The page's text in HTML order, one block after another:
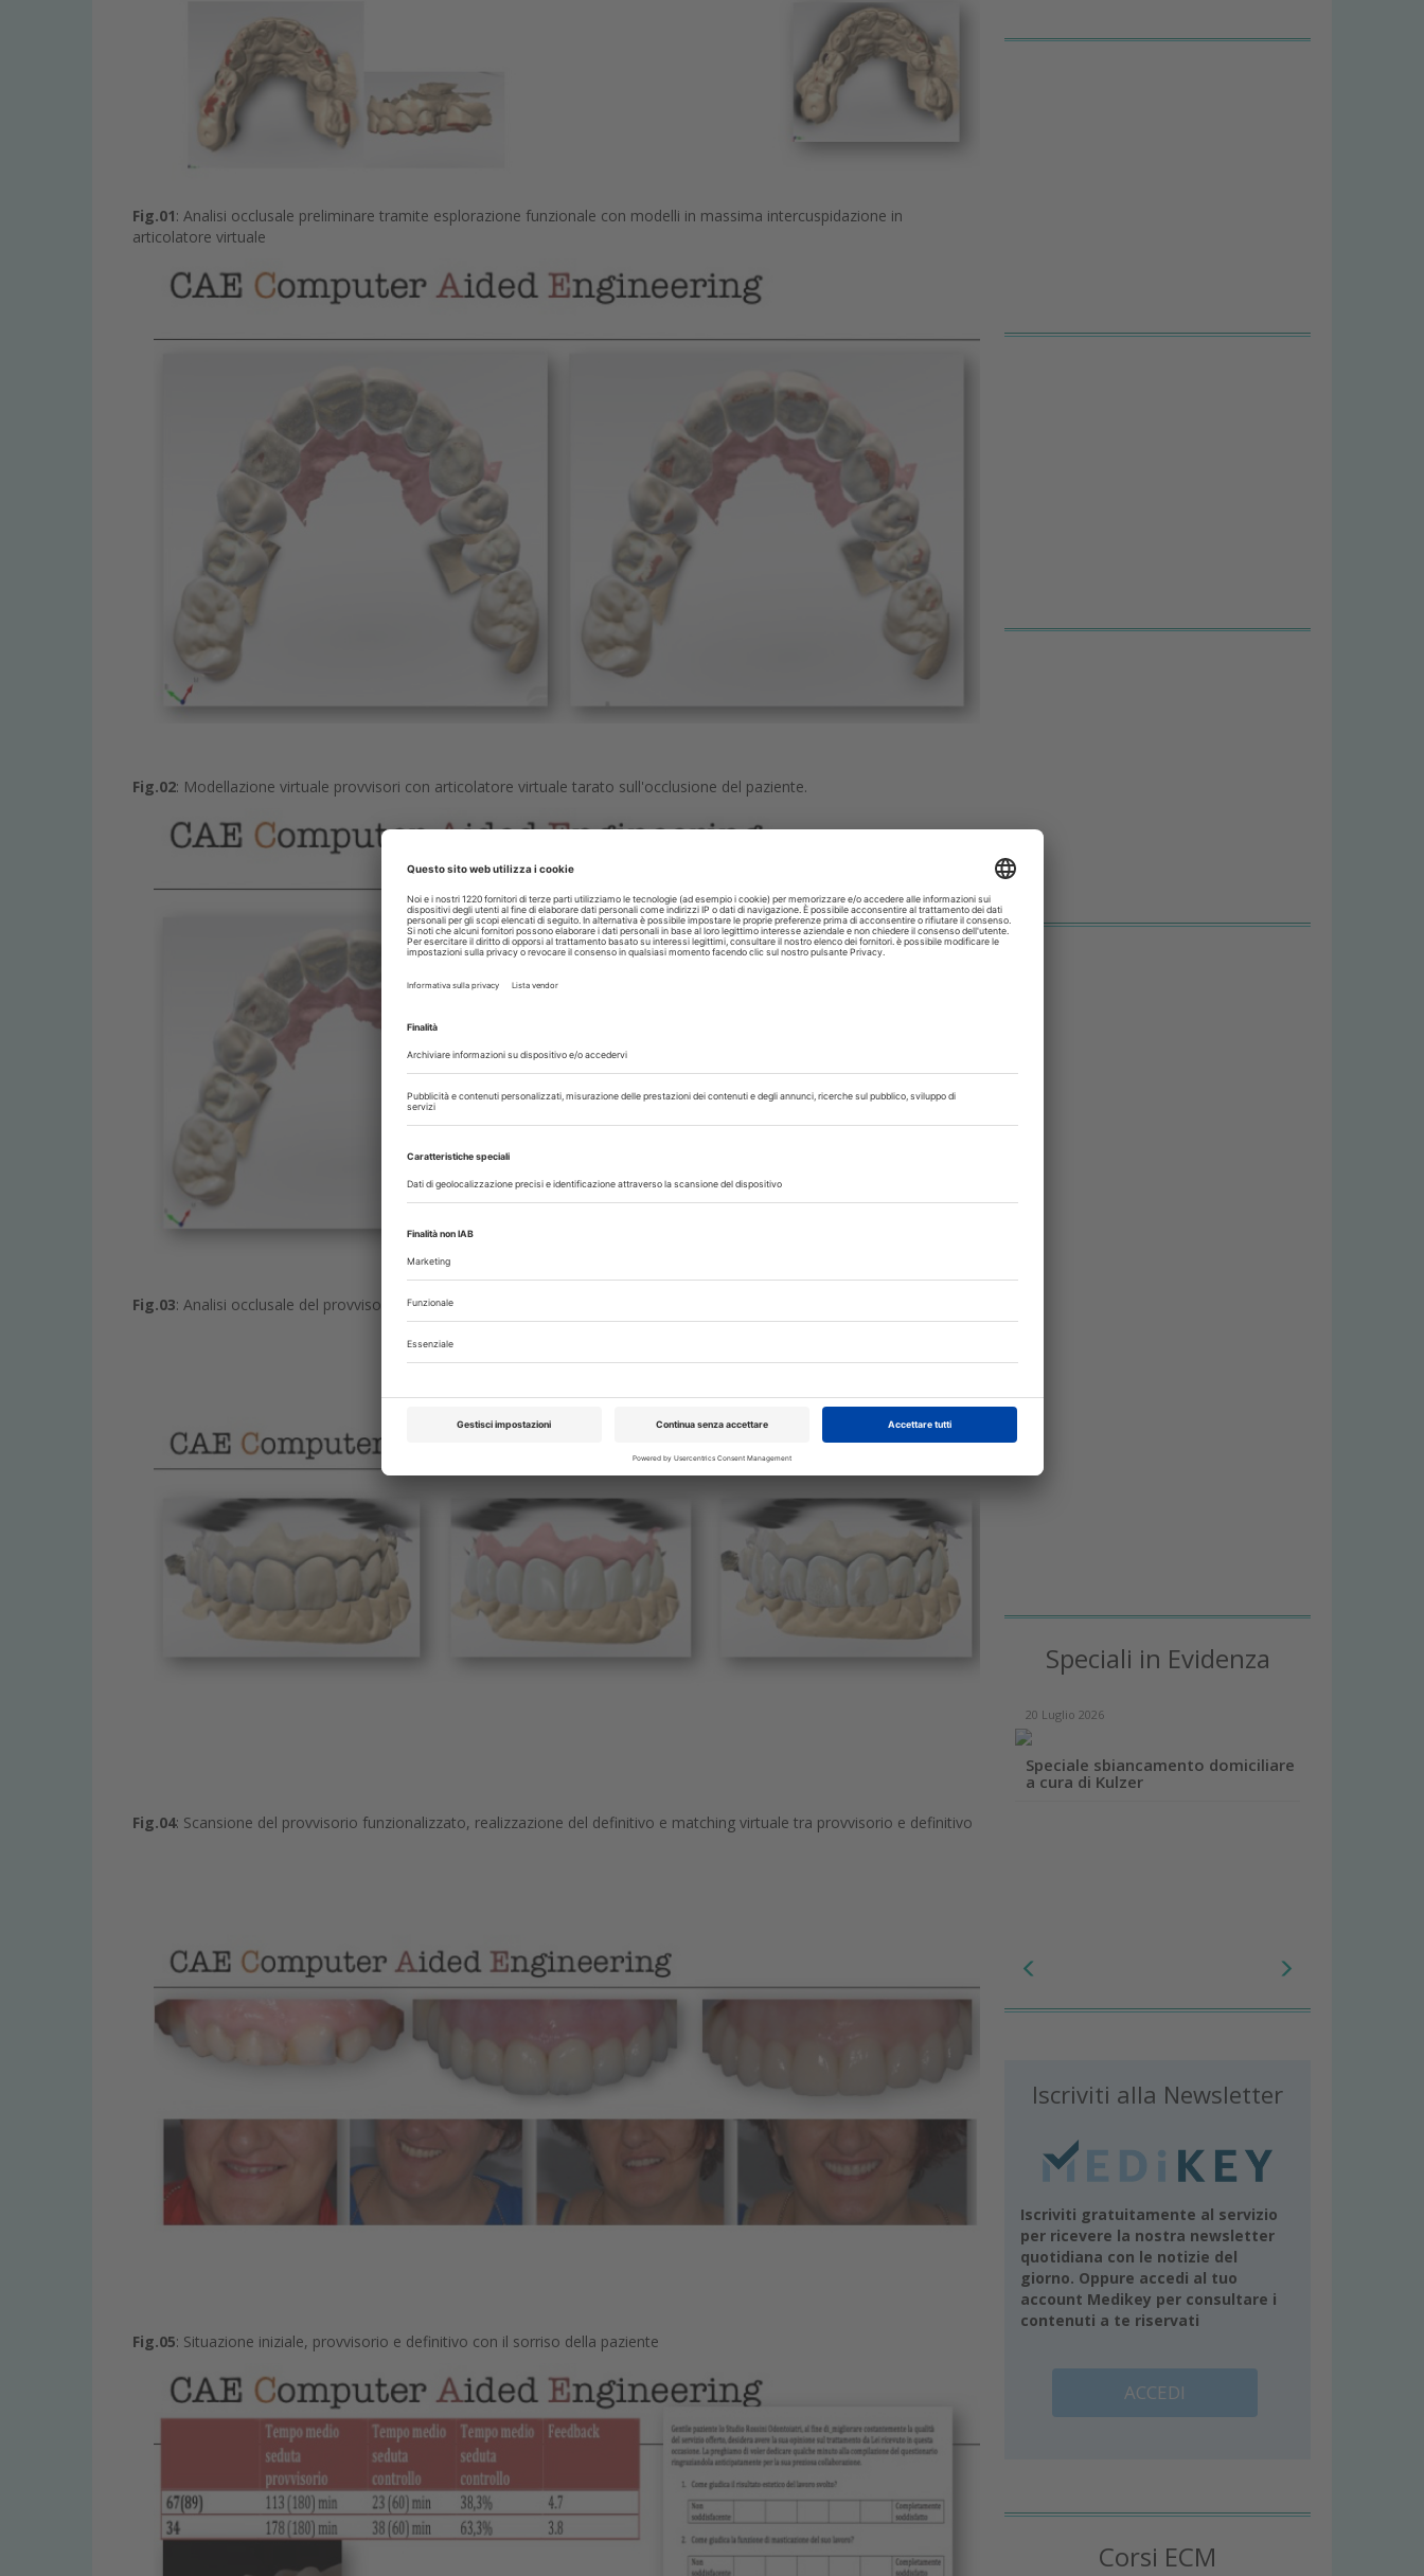
Fig.01: Analisi occlusale preliminare tramite esplorazione funzionale con modelli in massima intercuspidazione in
articolatore virtuale
Fig.02: Modellazione virtuale provvisori con articolatore virtuale tarato sull'occlusione del paziente.
Fig.03: Analisi occlusale del provvisorio funzionalizzato e modellazione delle corone definitive
Fig.04: Scansione del provvisorio funzionalizzato, realizzazione del definitivo e matching virtuale tra provvisorio e definitivo
Fig.05: Situazione iniziale, provvisorio e definitivo con il sorriso della paziente
Speciali in Evidenza
20 Luglio 2026
Speciale sbiancamento domiciliare
a cura di Kulzer
Iscriviti alla Newsletter
Iscriviti gratuitamente al servizio
per ricevere la nostra newsletter
quotidiana con le notizie del
giorno. Oppure accedi al tuo
account Medikey per consultare i
contenuti a te riservati
ACCEDI
Corsi ECM